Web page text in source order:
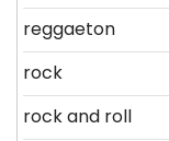
reggaeton
rock
rock and roll